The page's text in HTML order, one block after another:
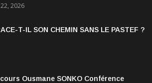
2026
T-IL SON CHEMIN SANS LE PASTEF ?
Ousmane SONKO Conférence